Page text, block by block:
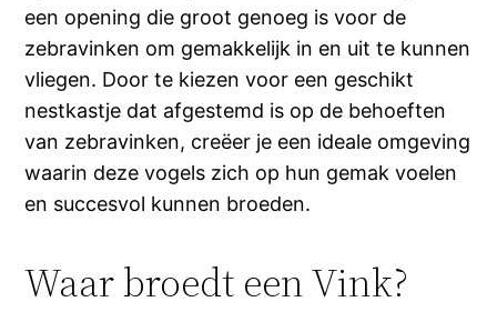
een opening die groot genoeg is voor de
zebravinken om gemakkelijk in en uit te kunnen
vliegen. Door te kiezen voor een geschikt
nestkastje dat afgestemd is op de behoeften
van zebravinken, creëer je een ideale omgeving
waarin deze vogels zich op hun gemak voelen
en succesvol kunnen broeden.
Waar broedt een Vink?